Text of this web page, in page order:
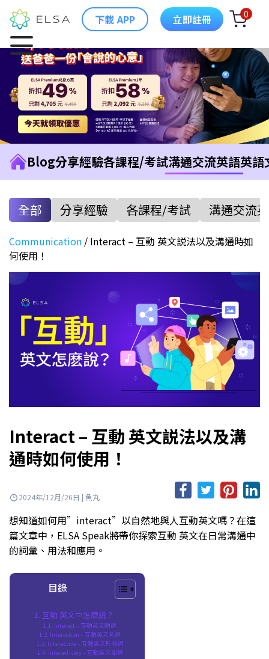
下載 APP 立即註冊 0
Blog分享經驗各課程/考試溝通交流英語英語
全部 分享經驗 各課程/考試 溝通交流
Communication / Interact – 互動 英文説法以及溝通時如
何使用！
Interact – 互動 英文説法以及溝
通時如何使用！
2024年/12月/26日 | 魚丸
想知道如何用”interact”以自然地與人互動英文嗎？在這
篇文章中，ELSA Speak將帶你探索互動 英文在日常溝通中
的詞彙、用法和應用。
目錄
互動 英文中怎麽説？
Interact – 互動英文動詞
Interaction – 互動英文名詞
Interactive – 互動英文形容詞
Interactively – 互動英文副詞